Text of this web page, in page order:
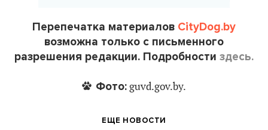
Перепечатка материалов CityDog.by
возможна только с письменного
разрешения редакции. Подробности здесь.
Фото: guvd.gov.by.
ЕЩЕ НОВОСТИ